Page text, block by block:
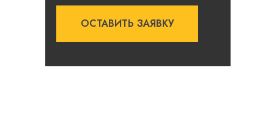
ОСТАВИТЬ ЗАЯВКУ